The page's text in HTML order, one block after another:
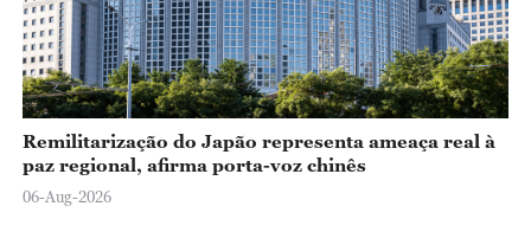
Remilitarização do Japão representa ameaça real à
paz regional, afirma porta-voz chinês
06-Aug-2026